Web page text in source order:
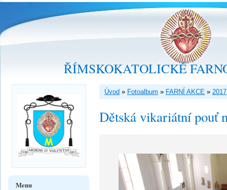
ŘÍMSKOKATOLICKÉ
Úvod » Fotoalbum » FARNÍ AKCE » 2017
Dětská vikariátní pouť
Menu